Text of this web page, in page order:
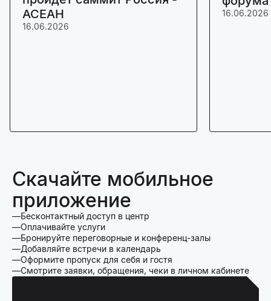
АСЕАН
16.06.2026
16.06.2026
Скачайте мобильное
приложение
Бесконтактный доступ в центр
Оплачивайте услуги
Бронируйте переговорные и конференц-залы
Добавляйте встречи в календарь
Оформите пропуск для себя и гостя
Смотрите заявки, обращения, чеки в личном кабинете